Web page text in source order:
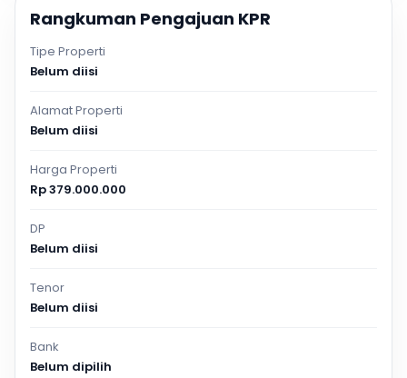
Rangkuman Pengajuan KPR
Tipe Properti
Belum diisi
Alamat Properti
Belum diisi
Harga Properti
Rp 379.000.000
DP
Belum diisi
Tenor
Belum diisi
Bank
Belum dipilih